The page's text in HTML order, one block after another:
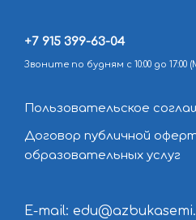
+7 915 399-63-04
Звоните по будням с 10:00 до 17:00
Пользовательское
Договор публичной
образовательных услуг
E-mail: